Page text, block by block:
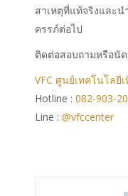
สาเหตุที่แท้จริงและน
ครรภ์ต่อไป
ติดต่อสอบถามหรือนั
VFC ศูนย์เทคโนโลยี
Hotline : 082-903-
Line : @vfccenter